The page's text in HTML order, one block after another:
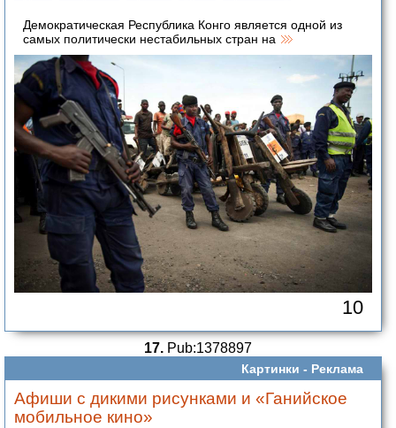
Демократическая Республика Конго является одной из
самых политически нестабильных стран на
10
17. Pub:1378897
Картинки - Реклама
Афиши с дикими рисунками и «Ганийское
мобильное кино»